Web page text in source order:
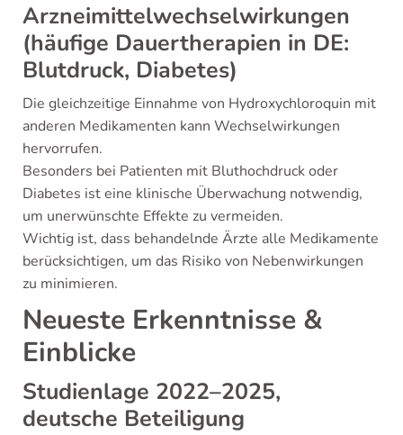
Arzneimittelwechselwirkungen
(häufige Dauertherapien in DE:
Blutdruck, Diabetes)
Die gleichzeitige Einnahme von Hydroxychloroquin mit
anderen Medikamenten kann Wechselwirkungen
hervorrufen.
Besonders bei Patienten mit Bluthochdruck oder
Diabetes ist eine klinische Überwachung notwendig,
um unerwünschte Effekte zu vermeiden.
Wichtig ist, dass behandelnde Ärzte alle Medikamente
berücksichtigen, um das Risiko von Nebenwirkungen
zu minimieren.
Neueste Erkenntnisse &
Einblicke
Studienlage 2022–2025,
deutsche Beteiligung